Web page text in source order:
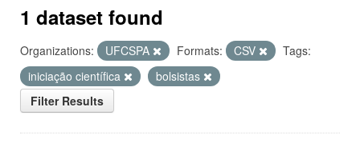
1 dataset found
Organizations: UFCSPA Formats: CSV
Tags:
iniciação científica
bolsistas
Filter Results